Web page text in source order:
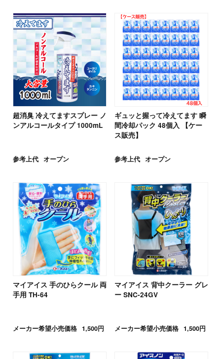
超消臭 冷えてますスプレー ノ
ンアルコールタイプ 1000mL
参考上代 オープン
ギュッと握って冷えてます 瞬
間冷却パック 48個入 【ケー
ス販売】
参考上代 オープン
マイアイス 手のひらクール 両
手用 TH-64
メーカー希望小売価格 1,500円
マイアイス 背中クーラー グレ
ー SNC-24GV
メーカー希望小売価格 1,500円